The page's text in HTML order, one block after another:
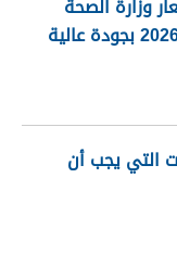
وزارة الصحة
العمانية 2026 بجودة عالية
2026 المتطلبات التي يجب أن